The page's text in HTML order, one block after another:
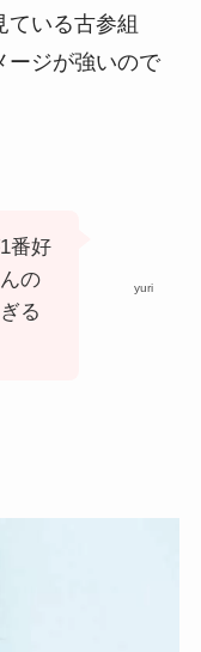
ている古参組
ージが強いので
yuri
番好
の
る